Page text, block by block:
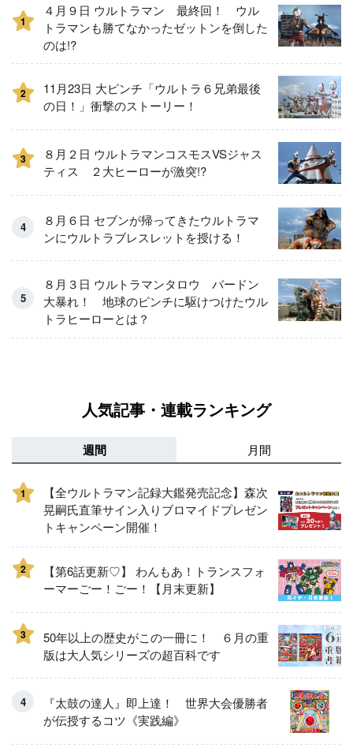
1
４月９日 ウルトラマン 最終回！ ウル
トラマンも勝てなかったゼットンを倒した
のは!?
2
11月23日 大ピンチ「ウルトラ６兄弟最後
の日！」衝撃のストーリー！
3
８月２日 ウルトラマンコスモスVSジャス
ティス ２大ヒーローが激突!?
８月６日 セブンが帰ってきたウルトラマ
ンにウルトラブレスレットを授ける！
８月３日 ウルトラマンタロウ バードン
大暴れ！ 地球のピンチに駆けつけたウル
トラヒーローとは？
人気記事・連載ランキング
週間 月間
1
【全ウルトラマン記録大鑑発売記念】森次
晃嗣氏直筆サイン入りブロマイドプレゼン
トキャンペーン開催！
2
【第6話更新♡】 わんもあ！トランスフォ
ーマーごー！ごー！【月末更新】
3
50年以上の歴史がこの一冊に！ ６月の重
版は大人気シリーズの超百科です
『太鼓の達人』即上達！ 世界大会優勝者
が伝授するコツ《実践編》